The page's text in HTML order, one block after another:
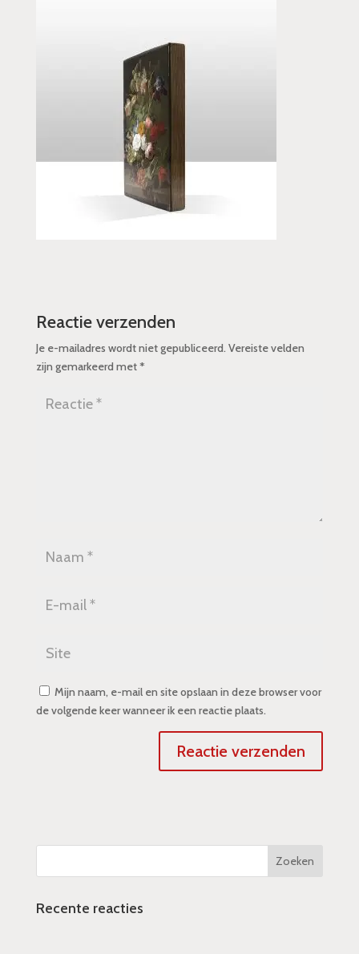
Reactie verzenden
Je e-mailadres wordt niet gepubliceerd. Vereiste velden
zijn gemarkeerd met*
Mijn naam, e-mail en site opslaan in deze browser voor
de volgende keer wanneer ik een reactie plaats.
Recente reacties